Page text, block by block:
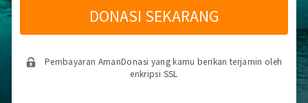
DONASI SEKARANG
Pembayaran AmanDonasi yang kamu berikan terjamin oleh
enkripsi SSL